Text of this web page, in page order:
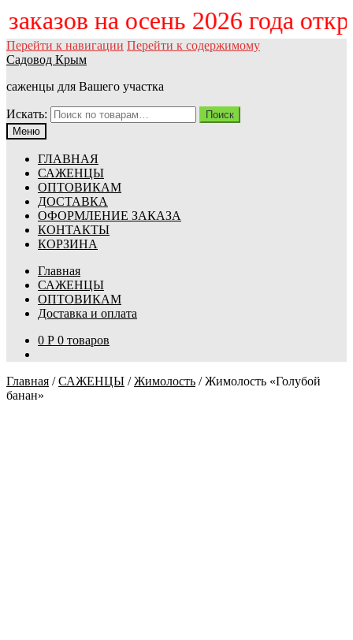
заказов на осень 2026 года
Перейти к навигации Перейти к содержимому
Садовод Крым
саженцы для Вашего участка
Искать:
Поиск
Меню
ГЛАВНАЯ
САЖЕНЦЫ
ОПТОВИКАМ
ДОСТАВКА
ОФОРМЛЕНИЕ ЗАКАЗА
КОНТАКТЫ
КОРЗИНА
Главная
САЖЕНЦЫ
ОПТОВИКАМ
Доставка и оплата
0 Р 0 товаров
Главная /САЖЕНЦЫ /Жимолость /Жимолость «Голубой
банан»